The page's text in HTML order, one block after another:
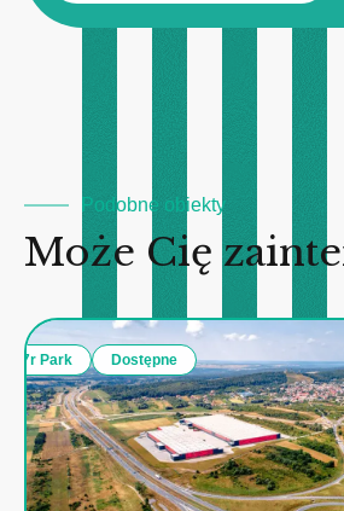
Podobne obiekty
Może Cię
7r Park Dostępne